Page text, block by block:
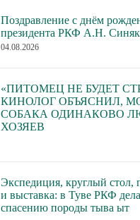
Поздравление с днём
президента РКФ А.Н.
04.08.2026
«ПИТОМЕЦ НЕ БУДЕТ
КИНОЛОГ ОБЪЯСНИЛ,
СОБАКА ОДИНАКОВО
ХОЗЯЕВ
Экспедиция, круглый стол,
и выставка: в Туве РКФ
спасению породы тыва ыт